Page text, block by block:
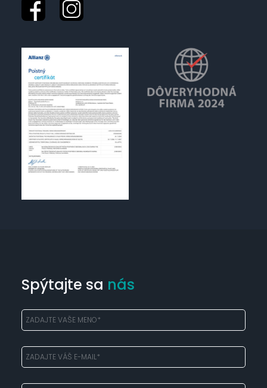
Spýtajte sa nás